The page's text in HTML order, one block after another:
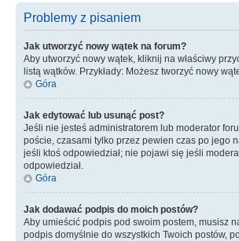
Problemy z pisaniem
Jak utworzyć nowy wątek na forum?
Aby utworzyć nowy wątek, kliknij na właściwy
listą wątków. Przykłady: Możesz tworzyć nowy
Góra
Jak edytować lub usunąć post?
Jeśli nie jesteś administratorem lub moderator
poście, czasami tylko przez pewien czas po jego
jeśli ktoś odpowiedział; nie pojawi się jeśli
odpowiedział.
Góra
Jak dodawać podpis do moich postów?
Aby umieścić podpis pod swoim postem, musisz
podpis domyślnie do wszystkich Twoich postów,